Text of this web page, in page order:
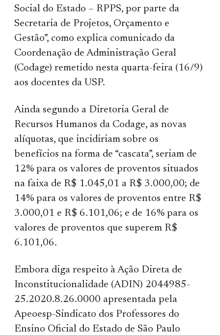
Social do Estado – RPPS, por parte da
Secretaria de Projetos, Orçamento e
Gestão”, como explica comunicado da
Coordenação de Administração Geral
(Codage) remetido nesta quarta-feira (16/9)
aos docentes da USP.
Ainda segundo a Diretoria Geral de
Recursos Humanos da Codage, as novas
alíquotas, que incidiriam sobre os
benefícios na forma de “cascata”, seriam de
12% para os valores de proventos situados
na faixa de R$ 1.045,01 a R$ 3.000,00; de
14% para os valores de proventos entre R$
3.000,01 e R$ 6.101,06; e de 16% para os
valores de proventos que superem R$
6.101,06.
Embora diga respeito à Ação Direta de
Inconstitucionalidade (ADIN) 2044985-
25.2020.8.26.0000 apresentada pela
Apeoesp-Sindicato dos Professores do
Ensino Oficial do Estado de São Paulo